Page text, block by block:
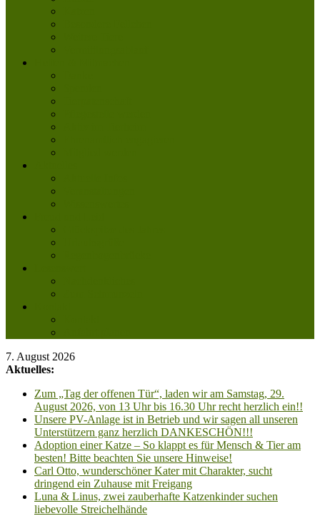
7. August 2026
Aktuelles:
Zum „Tag der offenen Tür“, laden wir am Samstag, 29.
August 2026, von 13 Uhr bis 16.30 Uhr recht herzlich ein!!
Unsere PV-Anlage ist in Betrieb und wir sagen all unseren
Unterstützern ganz herzlich DANKESCHÖN!!!
Adoption einer Katze – So klappt es für Mensch & Tier am
besten! Bitte beachten Sie unsere Hinweise!
Carl Otto, wunderschöner Kater mit Charakter, sucht
dringend ein Zuhause mit Freigang
Luna & Linus, zwei zauberhafte Katzenkinder suchen
liebevolle Streichelhände